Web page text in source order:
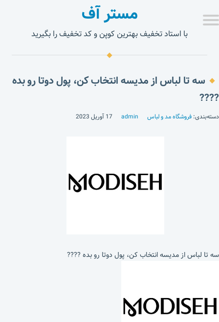
مستر آف
با استاد تخفیف بهترین کوپن و کد تخفیف را بگیرید
سه تا لباس از مدیسه انتخاب کن، پول دوتا رو بده
????
دسته‌بندی: فروشگاه مد و لباس admin 17 آوریل 2023
سه تا لباس از مدیسه انتخاب کن، پول دوتا رو بده ????